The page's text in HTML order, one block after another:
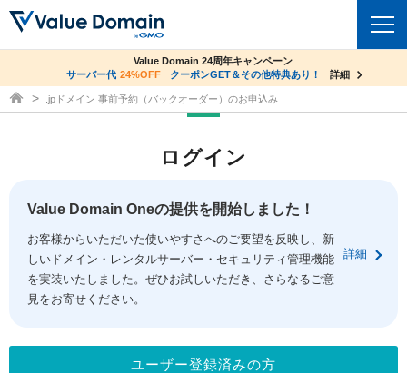
ドメイントップ
ドメイン移管
ドメイン価格一覧
ドメイン一括検索
.jpドメインオークション
コアサーバー
バリューサーバー
XREA
セキュリティトップ
Value Domain ネットde診断
SSL証明書
サービストップ
お得意様割引
facebook
co.jpドメイン✕コアサーバーV2ビジネス応援キャンペーン
サーバー料金1年間無料
詳細
Value Domain 24周年キャンペーン
サーバー代 24%OFF クーポンGET＆その他特典あり！ 詳細
ドメイン取得ならバリュードメイン
.jpドメイン 事前予約（バックオーダー）のお申込み
ログイン
Value Domain Oneの提供を開始しました！
お客様からいただいた使いやすさへのご要望を反映し、新
しいドメイン・レンタルサーバー・セキュリティ管理機能
を実装いたしました。ぜひお試しいただき、さらなるご意
見をお寄せください。
詳細
ユーザー登録済みの方